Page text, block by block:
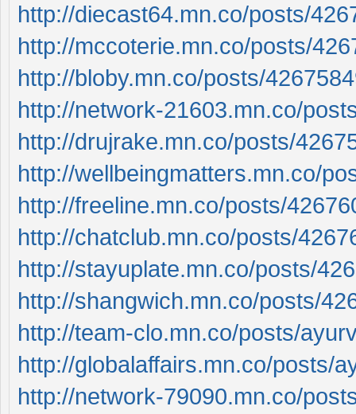
http://diecast64.mn.co/posts/
http://mccoterie.mn.co/posts/
http://bloby.mn.co/posts/
http://network-21603.mn.co/
http://drujrake.mn.co/posts/
http://wellbeingmatters.mn.co/
http://freeline.mn.co/posts/
http://chatclub.mn.co/posts/
http://stayuplate.mn.co/posts/
http://shangwich.mn.co/posts/
http://team-clo.mn.co/posts/
http://globalaffairs.mn.co/posts/
http://network-79090.mn.co/